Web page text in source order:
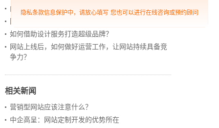
内容管理：媒体资讯网站搭建的隐藏大BOSS
网站进化的终极形态，你了解吗？
如何借助设计服务打造超级品牌？
网站上线后，如何做好运营工作，让网站持续具备竞
争力？
相关新闻
营销型网站应该注意什么？
中企高呈：网站定制开发的优势所在
隐私条款信息保护中，请放心填写 您也可以进行在线咨询或预约顾问